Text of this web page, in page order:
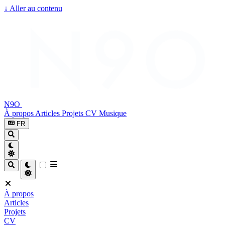
↓ Aller au contenu
N9O
À propos Articles Projets CV Musique
FR
À propos
Articles
Projets
CV